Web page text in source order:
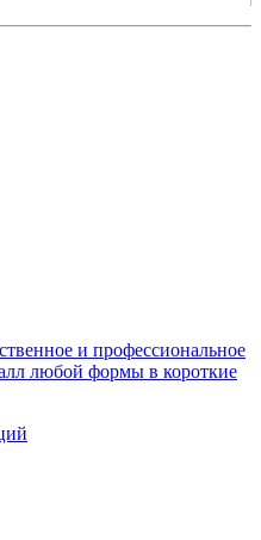
и профессиональное
любой формы в короткие